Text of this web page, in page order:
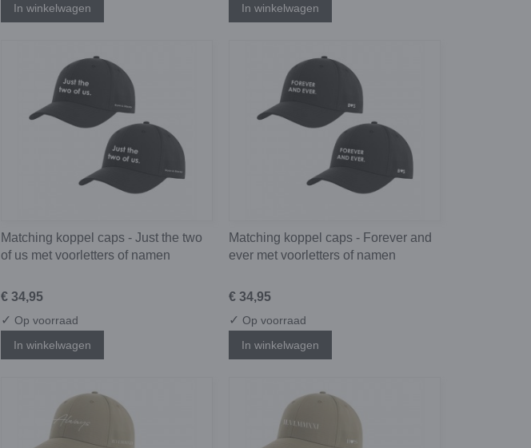
In winkelwagen
In winkelwagen
Matching koppel caps - Just the two
of us met voorletters of namen
€ 34,95
✓ Op voorraad
In winkelwagen
Matching koppel caps - Forever and
ever met voorletters of namen
€ 34,95
✓ Op voorraad
In winkelwagen